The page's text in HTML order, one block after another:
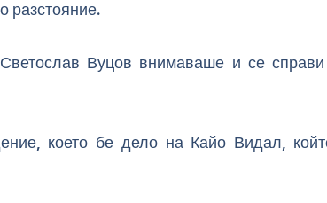
разстояние.
Вуцов внимаваше и се
което бе дело на Кайо Видал,